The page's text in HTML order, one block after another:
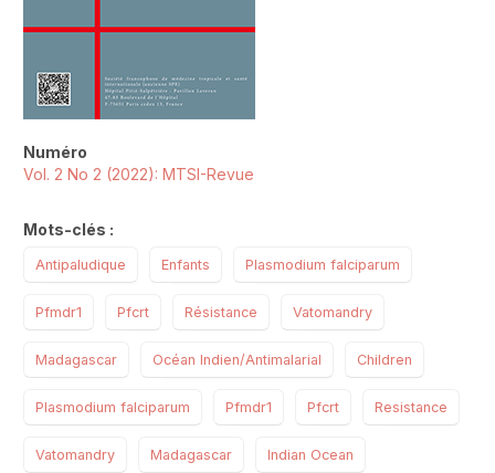
Numéro
Vol. 2 No 2 (2022): MTSI-Revue
Mots-clés :
Antipaludique Enfants Plasmodium falciparum
Pfmdr1 Pfcrt Résistance Vatomandry
Madagascar Océan Indien/Antimalarial Children
Plasmodium falciparum Pfmdr1 Pfcrt Resistance
Vatomandry Madagascar Indian Ocean